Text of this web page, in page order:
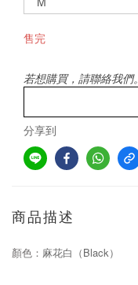
售完
若想購買，請聯絡我們。
分享到
商品描述
顏色： 麻花白（Black）